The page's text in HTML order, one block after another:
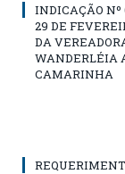
INDICAÇÃO Nº
29 DE
DA
WANDERLÉIA
CAMARINHA